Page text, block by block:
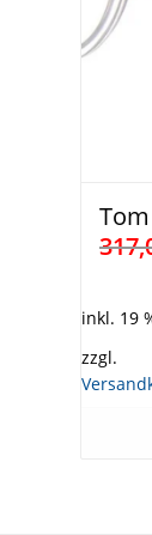
inkl. 19
zzgl.